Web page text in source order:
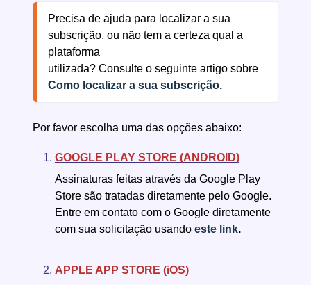
Precisa de ajuda para localizar a sua
subscrição, ou não tem a certeza qual a
plataforma
Como localizar a sua subscrição.
Por favor escolha uma das opções abaixo:
GOOGLE PLAY STORE (ANDROID)
Assinaturas feitas através da Google Play
Store são tratadas diretamente pelo Google.
Entre em contato com o Google diretamente
com sua solicitação usando este link.
APPLE APP STORE (iOS)